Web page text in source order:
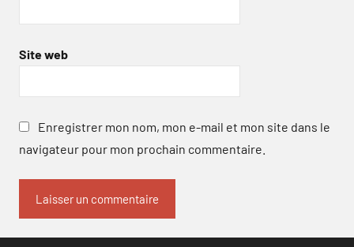
Site web
Enregistrer mon nom, mon e-mail et mon site dans le
navigateur pour mon prochain commentaire.